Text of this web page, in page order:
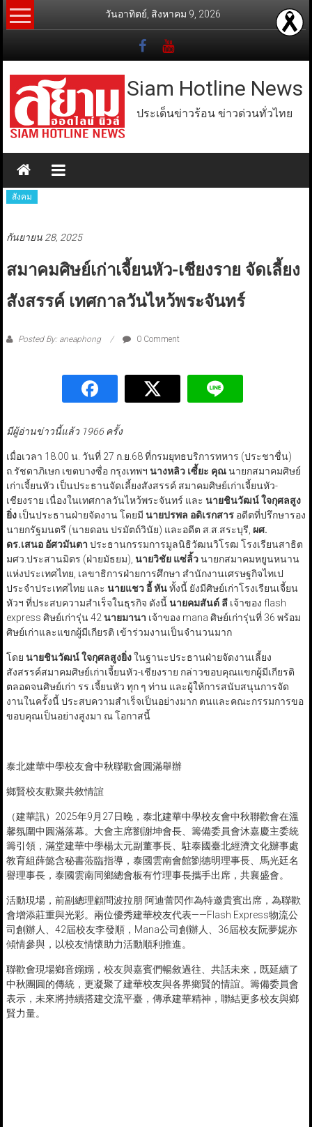
Skip
to
วันอาทิตย์, สิงหาคม 9, 2026
Siam Hotline News
ประเด็นข่าวร้อน ข่าวด่วนทั่วไทย
สังคม
กันยายน 28, 2025
สมาคมศิษย์เก่าเจี้ยนหัว​-เชียงราย จัดเลี้ยง
สังสรรค์ เทศกาลวันไหว้พระจันทร์
Posted By: aneaphong 0 Comment
มีผู้อ่านข่าวนี้แล้ว 1966 ครั้ง
เมื่อเวลา 18.00 น. วันที่ 27​​ ก.ย.68 ที่กรมยุทธบริการทหาร (ประชาชื่น)​
ถ.รัชดาภิเษก​ เขตบางซื่อ กรุงเทพฯ​ นางหลิว เซี้ยะ คุณนายกสมาคมศิษย์
เก่าเจี้ยนหัว เป็นประธาน​จัดเลี้ยงสังสรรค์​ สมาคมศิษย์เก่าเจี้ยนหัว-
เชียงราย เนื่องในเทศกาลวันไหว้พระจันทร์​ และ นายชินวัฒน์ ใจกุศลสูง
ยิ่งเป็นประธานฝ่ายจัดงาน ​โดยมี​ นายปรพล อดิเรกสารอดีตที่ปรึกษารอง
นายกรัฐมนตรี (นายดอน ปรมัตถ์วินัย)​ และอดีต ส.ส.สระบุรี, ผศ.
ดร.เสนอ อัศวมันตา ประธานกรรมการมูลนิธิวัฒนวิโรฒ โรงเรียนสาธิต
มศว.ประสานมิตร (ฝ่ายมัธยม), นายวิชัย แซ่ลิ้วนายกสมาคมหยูนหนาน
แห่งประเทศไทย, เลขาธิการฝ่ายการศึกษา สำนักงานเศรษฐกิจไทเป
ประจำประเทศไทย และ นายแชว อี้ หันทั้งนี้ ยังมี​ศิษย์เก่า​โรงเรียน​เจี้ยน
หัว​ฯ​ ที่ประสบความสำเร็จในธุรกิจ​ ดังนี้​นายคมสันต์ ลีเจ้าของ flash
express ศิษย์เก่ารุ่น 42นายมานา เจ้าของ mana ศิษย์เก่ารุ่น​ที่​ 36​ พร้อม
ศิษย์เก่าและแขกผู้มีเกียรติ เข้าร่วมงานเป็นจำนวนมาก
โดย นายชินวัฒน์​ ใจกุศลสูงยิ่ง​ ​ในฐานะประธานฝ่ายจัดงาน​เลี้ยง
สังสรรค์สมาคมศิษย์เก่าเจี้ยนหัว-เชียงราย​ กล่าวขอบคุณแขกผู้มีเกียรติ
ตลอดจนศิษย์เก่า​ รร.เจี้ยนหัว ​ทุก ๆ ท่าน​ และผู้ให้การสนับสนุนการจัด
งานในครั้งนี้​ ประสบความสำเร็จเป็นอย่างมาก​ ตนและคณะกรรมการขอ
ขอบคุณเป็นอย่างสูงมา​ ณ โอกาสนี้
泰北建華中學校友會中秋聯歡會圓滿舉辦
鄉賢校友歡聚共敘情誼
（建華訊）2025年9月27日晚，泰北建華中學校友會中秋聯歡會在溫
馨氛圍中圓滿落幕。大會主席劉謝坤會長、籌備委員會沐嘉慶主委統
籌引領，滿堂建華中學楊太元副董事長、駐泰國臺北經濟文化辦事處
教育組薛懿含秘書蒞臨指導，泰國雲南會館劉德明理事長、馬光廷名
譽理事長，泰國雲南同鄉總會板有竹理事長攜手出席，共襄盛會。
活動現場，前副總理顧問波拉朋·阿迪蕾閃作為特邀貴賓出席，為聯歡
會增添莊重與光彩。兩位優秀建華校友代表——Flash Express物流公
司創辦人、42屆校友李發順，Mana公司創辦人、36屆校友阮夢妮亦
傾情參與，以校友情懷助力活動順利推進。
聯歡會現場鄉音嫋嫋，校友與嘉賓們暢敘過往、共話未來，既延續了
中秋團圓的傳統，更凝聚了建華校友與各界鄉賢的情誼。籌備委員會
表示，未來將持續搭建交流平臺，傳承建華精神，聯結更多校友與鄉
賢力量。